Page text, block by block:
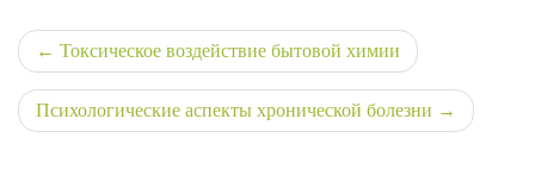
Навигация
по
записям
Токсическое воздействие бытовой химии
Психологические аспекты хронической болезни